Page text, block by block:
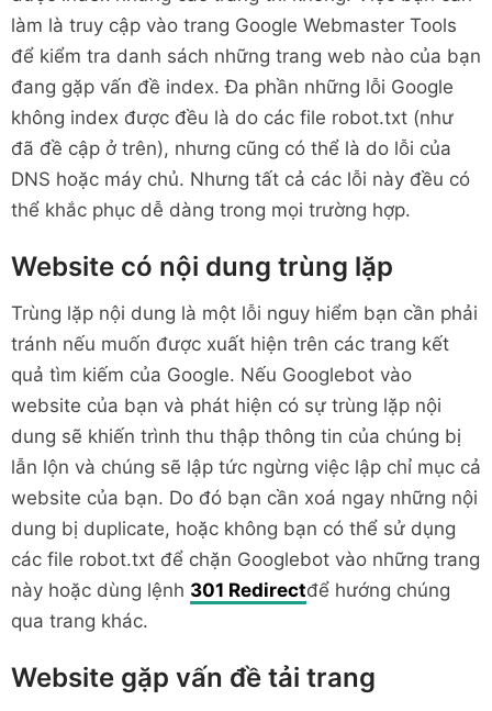
làm là truy cập vào trang Google Webmaster Tools
để kiểm tra danh sách những trang web nào của bạn
đang gặp vấn đề index. Đa phần những lỗi Google
không index được đều là do các file robot.txt (như
đã đề cập ở trên), nhưng cũng có thể là do lỗi của
DNS hoặc máy chủ. Nhưng tất cả các lỗi này đều có
thể khắc phục dễ dàng trong mọi trường hợp.
Website có nội dung trùng lặp
Trùng lặp nội dung là một lỗi nguy hiểm bạn cần phải
tránh nếu muốn được xuất hiện trên các trang kết
quả tìm kiếm của Google. Nếu Googlebot vào
website của bạn và phát hiện có sự trùng lặp nội
dung sẽ khiến trình thu thập thông tin của chúng bị
lẫn lộn và chúng sẽ lập tức ngừng việc lập chỉ mục cả
website của bạn. Do đó bạn cần xoá ngay những nội
dung bị duplicate, hoặc không bạn có thể sử dụng
các file robot.txt để chặn Googlebot vào những trang
này hoặc dùng lệnh 301 Redirectđể hướng chúng
qua trang khác.
Website gặp vấn đề tải trang